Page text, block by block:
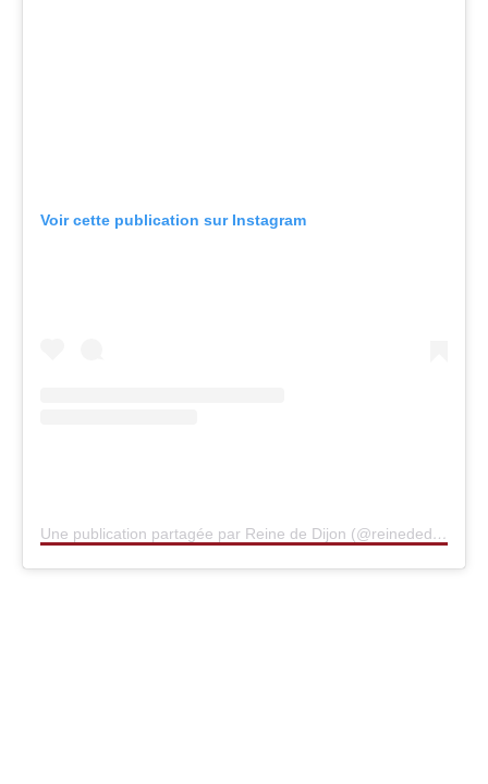
Voir cette publication sur Instagram
Une publication partagée par Reine de Dijon (@reinededijon)